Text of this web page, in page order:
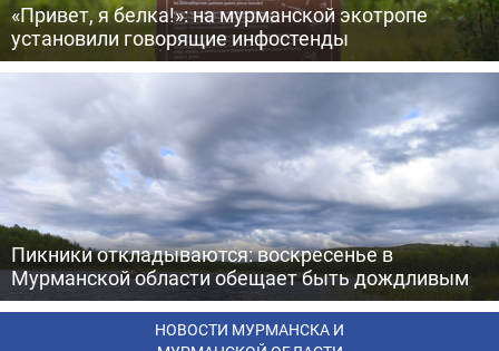
«Привет, я белка!»: на мурманской экотропе
установили говорящие инфостенды
Пикники откладываются: воскресенье в
Мурманской области обещает быть дождливым
НОВОСТИ МУРМАНСКА И